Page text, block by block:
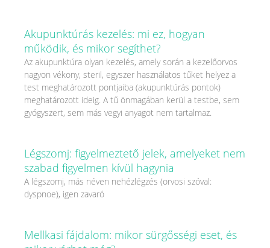
Akupunktúrás kezelés: mi ez, hogyan
működik, és mikor segíthet?
Az akupunktúra olyan kezelés, amely során a kezelőorvos
nagyon vékony, steril, egyszer használatos tűket helyez a
test meghatározott pontjaiba (akupunktúrás pontok)
meghatározott ideig. A tű önmagában kerül a testbe, sem
gyógyszert, sem más vegyi anyagot nem tartalmaz.
Légszomj: figyelmeztető jelek, amelyeket nem
szabad figyelmen kívül hagynia
A légszomj, más néven nehézlégzés (orvosi szóval:
dyspnoe), igen zavaró
Mellkasi fájdalom: mikor sürgősségi eset, és